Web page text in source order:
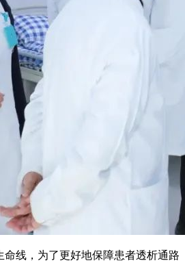
命线，为了更好地保障患者透析通路